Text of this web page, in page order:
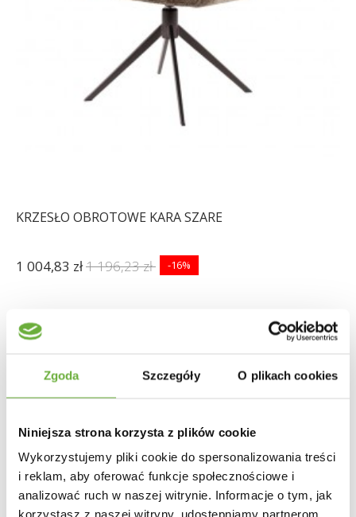
Zgoda Szczegóły O plikach cookies
Niniejsza strona korzysta z plików cookie
Wykorzystujemy pliki cookie do spersonalizowania treści
i reklam, aby oferować funkcje społecznościowe i
analizować ruch w naszej witrynie. Informacje o tym, jak
korzystasz z naszej witryny, udostępniamy partnerom
KRZESŁO OBROTOWE KARA SZARE
1 004,83 zł1 196,23 zł -16%